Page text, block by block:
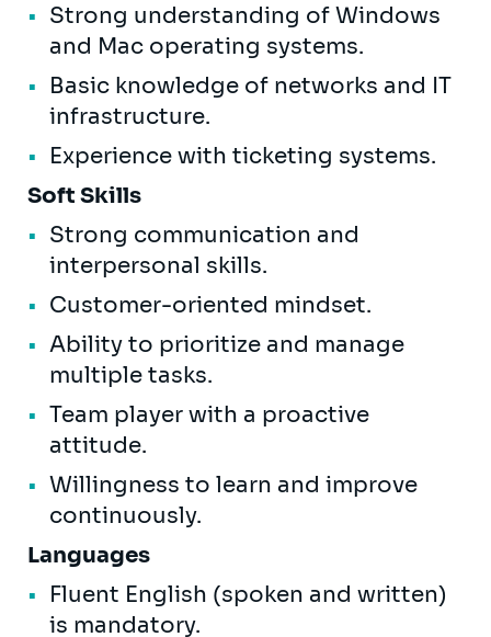
Strong understanding of Windows
and Mac operating systems.
Basic knowledge of networks and IT
infrastructure.
Experience with ticketing systems.
Soft Skills
Strong communication and
interpersonal skills.
Customer-oriented mindset.
Ability to prioritize and manage
multiple tasks.
Team player with a proactive
attitude.
Willingness to learn and improve
continuously.
Languages
Fluent English (spoken and written)
is mandatory.